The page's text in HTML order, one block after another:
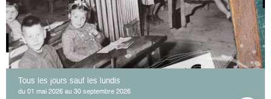
Tous les jours sauf les lundis
du 01 mai 2026 au 30 septembre 2026